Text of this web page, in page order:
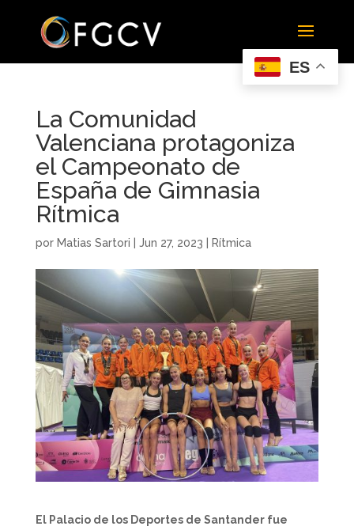
La Comunidad
Valenciana protagoniza
el Campeonato de
España de Gimnasia
Rítmica
por Matias Sartori Jun 27, 2023 Rítmica
El Palacio de los Deportes de Santander fue
ES